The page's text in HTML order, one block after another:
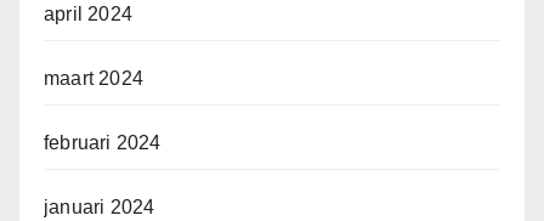
april 2024
maart 2024
februari 2024
januari 2024